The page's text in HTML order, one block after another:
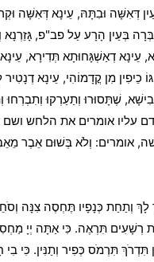
דְּאִשָּׁה וּבִתָּהּ, עֵינָא דְּאִשָּׁה
בְּעַיִן הָרָע עַל פב"פ, גָּזֵרְנָא
עֵינָא דְאַשְׁגָּחוּתָא תְּדִירָא,
כֵיפִין מִן קֳדָמוֹהִי, עֵינָא
שֶׁתָּסוּרוּ וְתַעַרְקוּ וְתִבְרְחוּ
אומרים את הלחש ושם
אומרים: וְלֹא בְּשׁוּם אֵבֶר
לָךְ וְתַחַת כְּנָפָיו תֶּחְסֶה צִנָּה
רְשָׁעִים תִּרְאֶה. כִּי אַתָּה יְיָ
תִּרְמֹס כְּפִיר וְתַנִּין. כִּי